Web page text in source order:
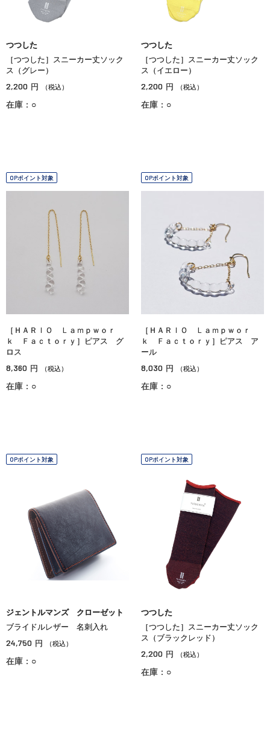
つつした
［つつした］スニーカー丈ソック
ス（グレー）
2,200 円 （税込）
在庫：○
つつした
［つつした］スニーカー丈ソック
ス（イエロー）
2,200 円 （税込）
在庫：○
OPポイント対象
［ＨＡＲＩＯ Ｌａｍｐｗｏｒ
ｋ Ｆａｃｔｏｒｙ］ピアス グ
ロス
8,360 円 （税込）
在庫：○
OPポイント対象
［ＨＡＲＩＯ Ｌａｍｐｗｏｒ
ｋ Ｆａｃｔｏｒｙ］ピアス ア
ール
8,030 円 （税込）
在庫：○
OPポイント対象
ジェントルマンズ クローゼット
ブライドルレザー 名刺入れ
24,750 円 （税込）
在庫：○
OPポイント対象
つつした
［つつした］スニーカー丈ソック
ス（ブラックレッド）
2,200 円 （税込）
在庫：○